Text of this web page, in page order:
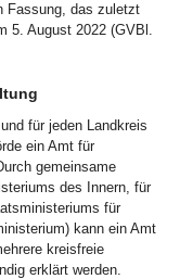
Fassung, das zuletzt
5. August 2022 (GVBl.
für jeden Landkreis
ein Amt für
gemeinsame
des Innern, für
für
kann ein Amt
kreisfreie
erklärt werden.